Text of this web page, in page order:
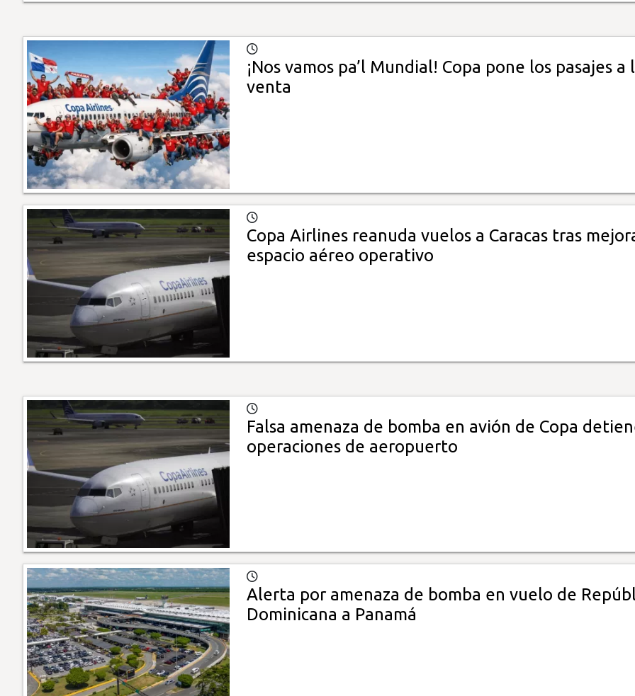
¡Nos vamos pa’l Mundial! Copa pone los pasajes a
venta
Copa Airlines reanuda vuelos a Caracas tras
espacio aéreo operativo
Falsa amenaza de bomba en avión de Copa
operaciones de aeropuerto
Alerta por amenaza de bomba en vuelo de
Dominicana a Panamá